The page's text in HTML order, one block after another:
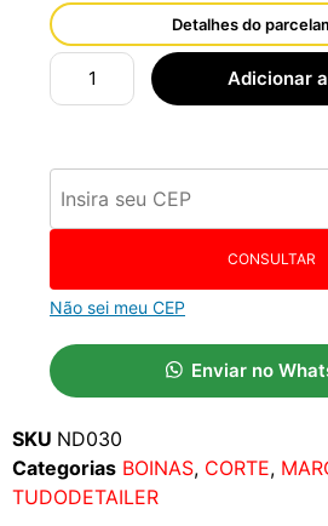
Detalhes do
Adicionar
CONSULTAR
Não sei meu CEP
Enviar no
SKU ND030
Categorias BOINAS, CORTE,
TUDODETAILER